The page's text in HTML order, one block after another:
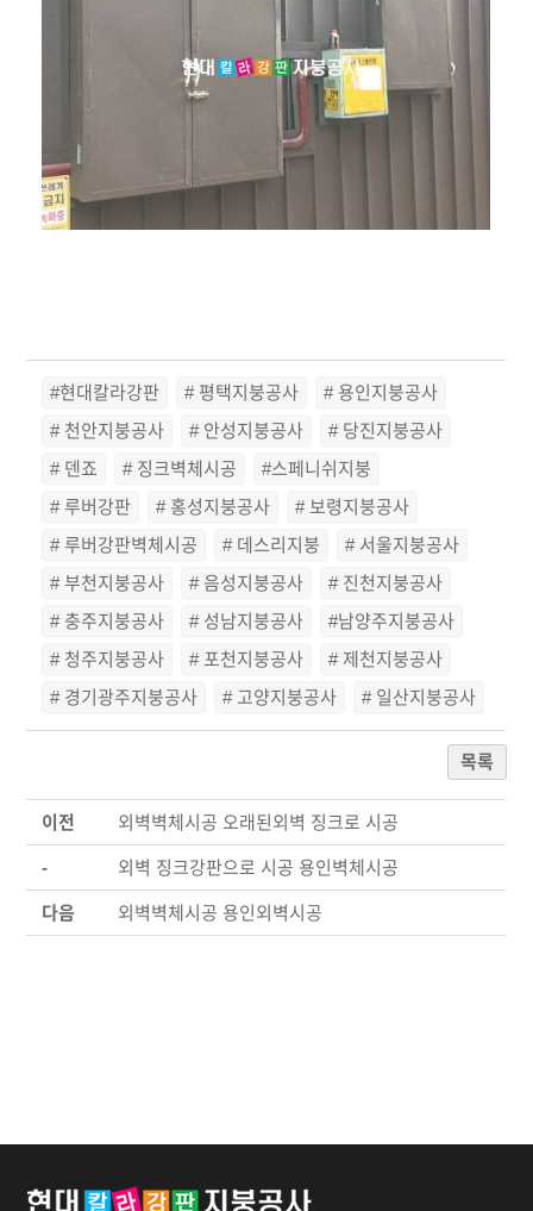
#현대칼라강판 # 평택지붕공사
# 용인지붕공사
# 천안지붕공사
# 안성지붕공사
# 당진지붕공사
# 덴죠
# 징크벽체시공
#스페니쉬지붕
# 루버강판
# 홍성지붕공사
# 보령지붕공사
# 루버강판벽체시공
# 데스리지붕
# 서울지붕공사
# 부천지붕공사
# 음성지붕공사
# 진천지붕공사
# 충주지붕공사
# 성남지붕공사
#남양주지붕공사
# 청주지붕공사
# 포천지붕공사
# 제천지붕공사
# 경기광주지붕공사
# 고양지붕공사 # 일산지붕공사
목록
이전 외벽벽체시공 오래된외벽 징크로 시공
- 외벽 징크강판으로 시공 용인벽체시공
다음 외벽벽체시공 용인외벽시공